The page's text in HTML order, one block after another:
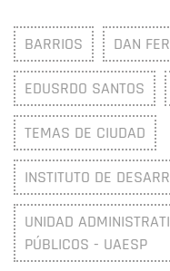
BARRIOS DAN
EDUSRDO SANTOS
TEMAS DE CIUDAD
INSTITUTO DE
UNIDAD
PÚBLICOS - UAESP